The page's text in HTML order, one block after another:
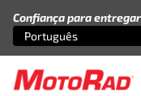
Confiança para
Selecione uma opção
Português
Selecione uma opção